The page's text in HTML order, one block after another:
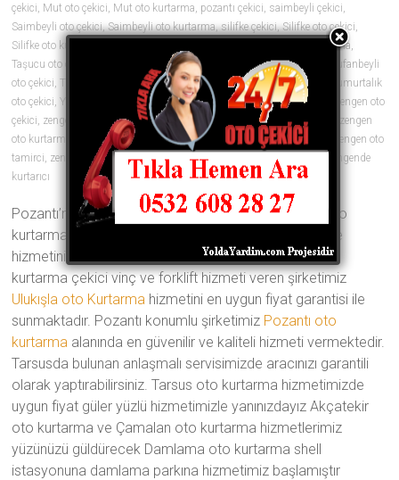
çekici, Mut oto çekici, Mut oto kurtarma, pozantı çekici, saimbeyli çekici,
Saimbeyli oto çekici,Saimbeyli oto kurtarma,silifke çekici,Silifke oto çekici,
Silifke oto kurtarma
Tarsus oto kurtarma,
Taşucu oto çekici
Taşucu oto kurtarma,tekir çekici tufanbeyli çekici
Tufanbeyli
oto çekici,Tufanbeyli oto kurtarma, ulukışla çekici,yumurtalık çekici
Yumurtalık
oto çekici,Yumurtalık oto kurtarma ,zengen araç çekici,zengen çekici
zengen oto
çekici, zengen oto çekiciler, zengen oto kurtarıcı zengen oto kurtarıcılar
zengen
oto kurtarma
zengen oto lastik ,zengen oto lastikçi , zengen oto tamir
zengen oto
tamirci, zengen oto yol yardımı, zengen yol yardım zengende çekici
zengende
kurtarıcı
0 yorum
Pozantı’nın en iyi oto çekici şirketi olan Türkmenler oto
kurtarma ve vinç yedi gün 24 saat her an yanınızda ve
hizmetinizde Geçmişten aldığı 20 yıllık tecrübe ile oto
kurtarma çekici vinç ve forklift hizmeti veren şirketimiz
Ulukışla oto Kurtarma hizmetini en uygun fiyat garantisi ile
sunmaktadır. Pozantı konumlu şirketimiz Pozantı oto
kurtarma alanında en güvenilir ve kaliteli hizmeti vermektedir.
Tarsusda bulunan anlaşmalı servisimizde aracınızı garantili
olarak yaptırabilirsiniz. Tarsus oto kurtarma hizmetimizde
uygun fiyat güler yüzlü hizmetimizle yanınızdayız Akçatekir
oto kurtarma ve Çamalan oto kurtarma hizmetlerimiz
yüzünüzü güldürecek Damlama oto kurtarma shell
istasyonuna damlama parkına hizmetimiz başlamıştır